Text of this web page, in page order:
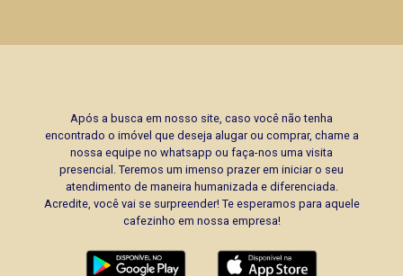
Após a busca em nosso site, caso você não tenha
encontrado o imóvel que deseja alugar ou comprar, chame a
nossa equipe no whatsapp ou faça-nos uma visita
presencial. Teremos um imenso prazer em iniciar o seu
atendimento de maneira humanizada e diferenciada.
Acredite, você vai se surpreender! Te esperamos para aquele
cafezinho em nossa empresa!